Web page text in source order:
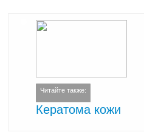
Читайте также:
Кератома кожи